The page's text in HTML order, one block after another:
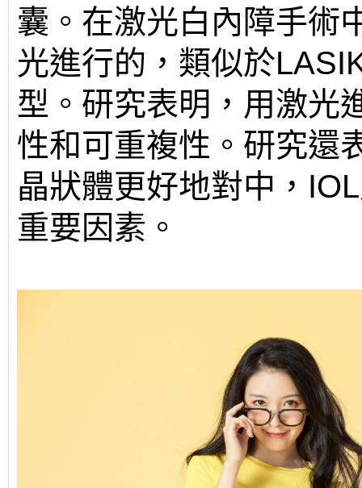
囊。在激光白內障手術
光進行的，類似於
型。研究表明，用激光
性和可重複性。研究還
晶狀體更好地對中，
重要因素。